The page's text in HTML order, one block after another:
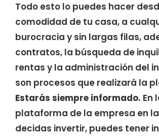
Todo esto lo puedes hacer
comodidad de tu casa, a
burocracia y sin largas filas,
contratos, la búsqueda de
rentas y la administración del
son procesos que realizará la
Estarás siempre informado. En
plataforma de la empresa en
decidas invertir, puedes tener